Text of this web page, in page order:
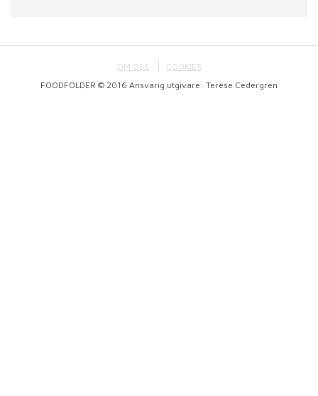
OM OSS
COOKIES
FOODFOLDER © 2016 Ansvarig utgivare: Terese Cedergren